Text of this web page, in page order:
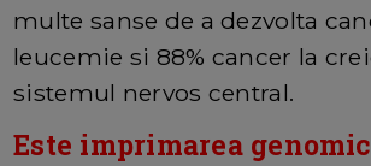
multe sanse de a dezvolta
leucemie si 88% cancer la
sistemul nervos central.
Este imprimarea